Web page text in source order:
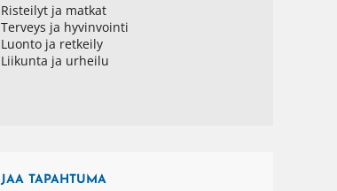
Risteilyt ja matkat
Terveys ja hyvinvointi
Luonto ja retkeily
Liikunta ja urheilu
JAA TAPAHTUMA